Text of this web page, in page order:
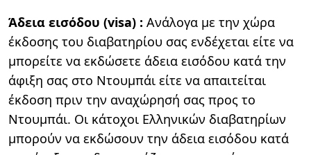
Άδεια εισόδου (visa) : Ανάλογα με την χώρα
έκδοσης του διαβατηρίου σας ενδέχεται είτε να
μπορείτε να εκδώσετε άδεια εισόδου κατά την
άφιξη σας στο Ντουμπάι είτε να απαιτείται
έκδοση πριν την αναχώρησή σας προς το
Ντουμπάι. Οι κάτοχοι Ελληνικών διαβατηρίων
μπορούν να εκδώσουν την άδεια εισόδου κατά